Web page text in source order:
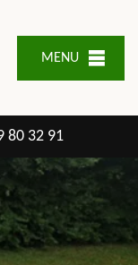
MENU
80 32 91